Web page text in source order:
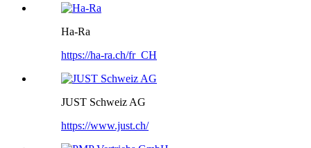
Ha-Ra
https://ha-ra.ch/fr_CH
JUST Schweiz AG
https://www.just.ch/